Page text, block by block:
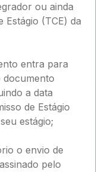
ou ainda
Estágio (TCE) da
entra para
documento
a data
de Estágio
estágio;
o envio de
pelo